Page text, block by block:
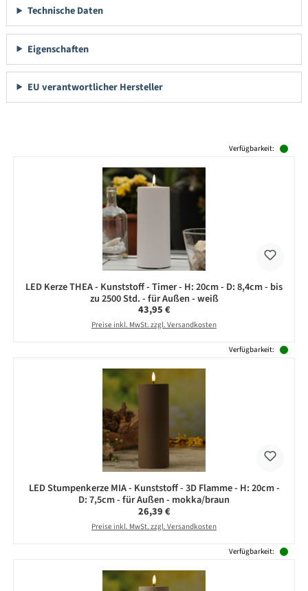
Technische Daten
Eigenschaften
EU verantwortlicher Hersteller
Verfügbarkeit:
LED Kerze THEA - Kunststoff - Timer - H: 20cm - D: 8,4cm - bis
zu 2500 Std. - für Außen - weiß
Regulärer Preis:
43,95 €
Preise inkl. MwSt. zzgl. Versandkosten
Verfügbarkeit:
LED Stumpenkerze MIA - Kunststoff - 3D Flamme - H: 20cm -
D: 7,5cm - für Außen - mokka/braun
Regulärer Preis:
26,39 €
Preise inkl. MwSt. zzgl. Versandkosten
Verfügbarkeit: